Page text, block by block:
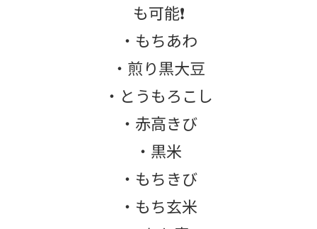
も可能❗
・もちあわ
・煎り黒大豆
・とうもろこし
・赤高きび
・黒米
・もちきび
・もち玄米